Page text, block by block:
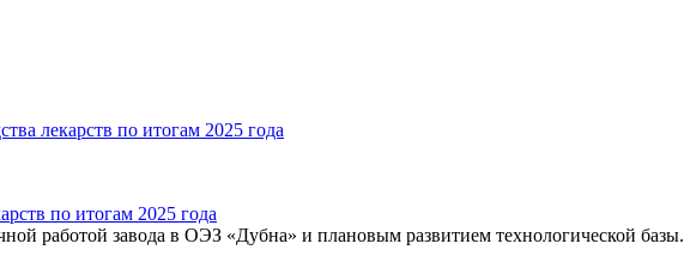
по итогам 2025 года
работой завода в ОЭЗ «Дубна» и плановым развитием технологической базы.